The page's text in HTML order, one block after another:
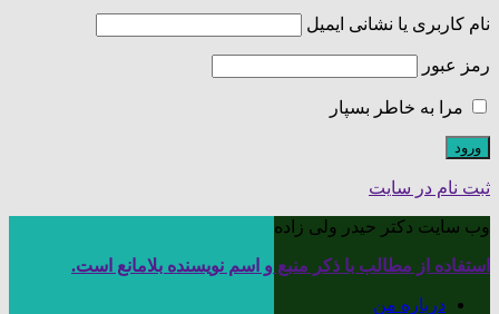
نام کاربری یا نشانی ایمیل
رمز عبور
مرا به خاطر بسپار
ثبت نام در سایت
وب سایت دکتر حیدر ولی زاده
استفاده از مطالب با ذکر منبع و اسم نویسنده بلامانع است.
درباره من